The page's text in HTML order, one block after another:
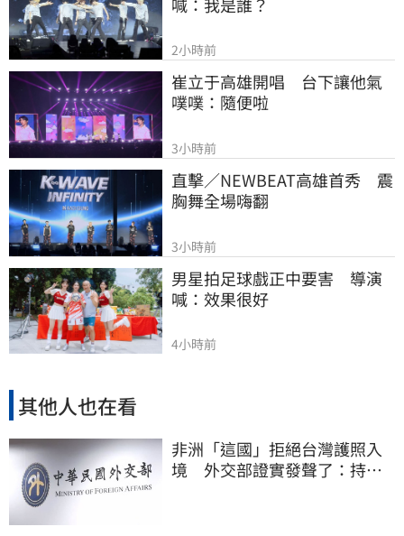
2小時前
崔立于高雄開唱　台下讓他氣
噗噗：隨便啦
3小時前
直擊／NEWBEAT高雄首秀　震
胸舞全場嗨翻
3小時前
男星拍足球戲正中要害　導演
喊：效果很好
4小時前
其他人也在看
非洲「這國」拒絕台灣護照入
境 外交部證實發聲了：持續